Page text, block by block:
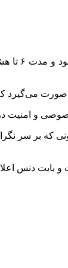
به گزارش
و امنیت در
که
دنس